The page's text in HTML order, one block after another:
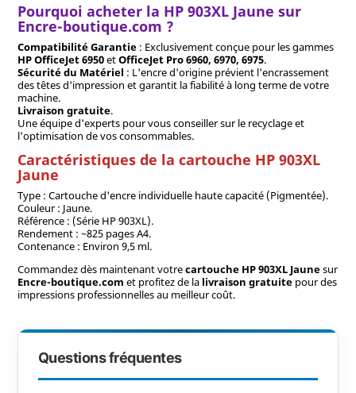
Pourquoi acheter la HP 903XL Jaune sur
Encre-boutique.com ?
Compatibilité Garantie: Exclusivement conçue pour les gammes
HP OfficeJet 6950etOfficeJet Pro 6960, 6970, 6975.
Sécurité du Matériel : L'encre d'origine prévient l'encrassement
des têtes d'impression et garantit la fiabilité à long terme de votre
machine.
Livraison gratuite.
Une équipe d'experts pour vous conseiller sur le recyclage et
l'optimisation de vos consommables.
Caractéristiques de la cartouche HP 903XL
Jaune
Type : Cartouche d'encre individuelle haute capacité (Pigmentée).
Couleur : Jaune.
Référence : (Série HP 903XL).
Rendement : ~825 pages A4.
Contenance : Environ 9,5 ml.
Commandez dès maintenant votrecartouche HP 903XL Jaunesur
Encre-boutique.com et profitez de la livraison gratuitepour des
impressions professionnelles au meilleur coût.
Questions fréquentes